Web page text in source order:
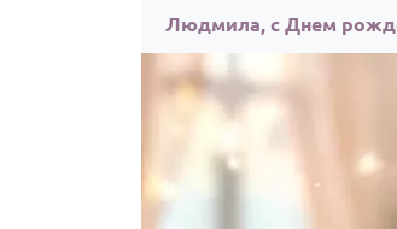
Людмила, с Днем